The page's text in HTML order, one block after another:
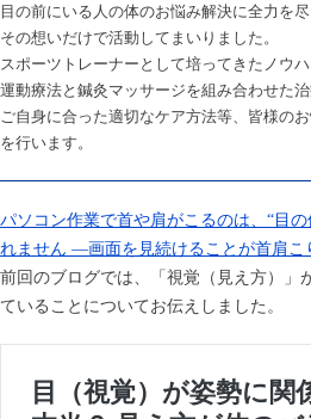
目の前にいる人の体のお悩み解決に全力を尽
その想いだけで活動してまいりました。
スポーツトレーナーとして培ってきたノウハ
運動療法と鍼灸マッサージを組み合わせた治
ご自身に合った適切なケア方法等、皆様の
を行います。
パソコン作業で首や肩がこるのは、“目
れません ―画面を見続けることが首肩
前回のブログでは、「視覚（見え方）」
ていることについてお伝えしました。